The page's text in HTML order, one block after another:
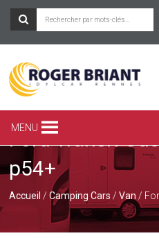
ROGER
BRIANT
SPÉCIALISTE
CAR
ET
DE
CARAVANE
À
MENU
Ford Transit
p54+
Accueil /Camping Cars /Van /